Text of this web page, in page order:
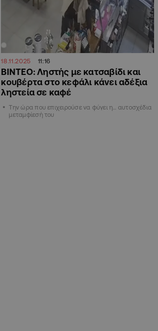
18.11.2025 11:16
ΒΙΝΤΕΟ: Ληστής με κατσαβίδι και
κουβέρτα στο κεφάλι κάνει αδέξια
ληστεία σε καφέ
Την ώρα που επιχειρούσε να φύγει η… αυτοσχέδια
μεταμφίεσή του